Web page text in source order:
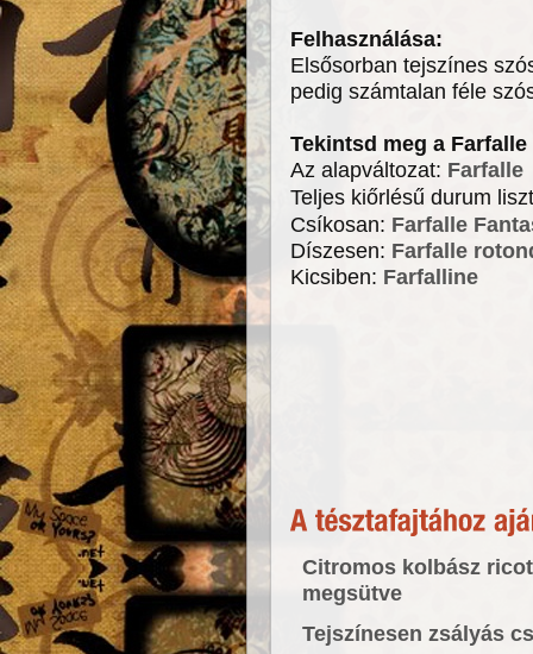
Felhasználása:
Elsősorban tejszínes
pedig számtalan féle
Tekintsd meg a
Az alapváltozat: Farfalle
Teljes kiőrlésű durum
Csíkosan: Farfalle
Díszesen: Farfalle
Kicsiben: Farfalline
Citromos kolbász
megsütve
Tejszínesen zsályás